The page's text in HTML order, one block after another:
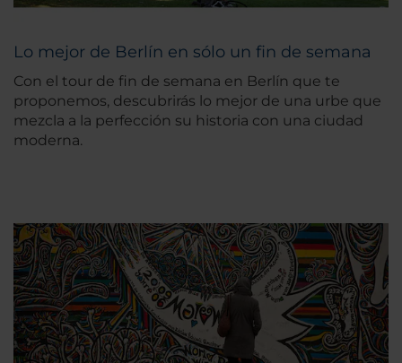
Lo mejor de Berlín en sólo un fin de semana
Con el tour de fin de semana en Berlín que te
proponemos, descubrirás lo mejor de una urbe que
mezcla a la perfección su historia con una ciudad
moderna.